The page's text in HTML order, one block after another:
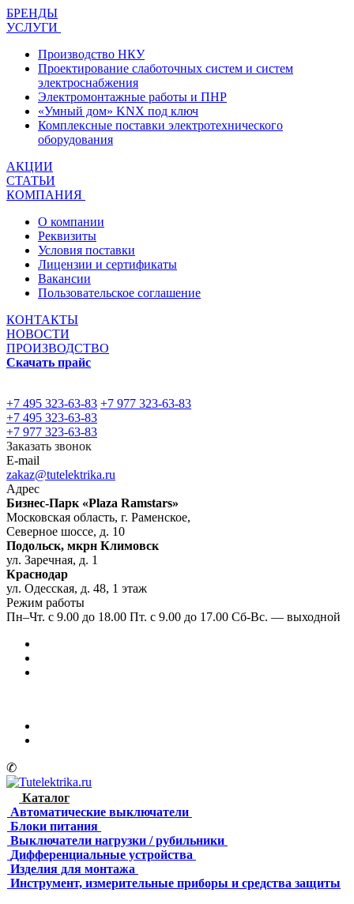
БРЕНДЫ
УСЛУГИ
Производство НКУ
Проектирование слаботочных систем и систем
электроснабжения
Электромонтажные работы и ПНР
«Умный дом» KNX под ключ
Комплексные поставки электротехнического
оборудования
АКЦИИ
СТАТЬИ
КОМПАНИЯ
О компании
Реквизиты
Условия поставки
Лицензии и сертификаты
Вакансии
Пользовательское соглашение
КОНТАКТЫ
НОВОСТИ
ПРОИЗВОДСТВО
Скачать прайс
+7 495 323-63-83 +7 977 323-63-83
+7 495 323-63-83
+7 977 323-63-83
Заказать звонок
E-mail
zakaz@tutelektrika.ru
Адрес
Бизнес-Парк «Plaza Ramstars»
Московская область, г. Раменское,
Северное шоссе, д. 10
Подольск, мкрн Климовск
ул. Заречная, д. 1
Краснодар
ул. Одесская, д. 48, 1 этаж
Режим работы
Пн–Чт. с 9.00 до 18.00 Пт. с 9.00 до 17.00 Сб-Вс. — выходной
✆
Каталог
Автоматические выключатели
Блоки питания
Выключатели нагрузки / рубильники
Дифференциальные устройства
Изделия для монтажа
Инструмент, измерительные приборы и средства защиты